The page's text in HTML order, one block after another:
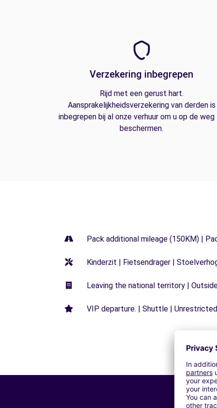
Verzekering inbegrepen
Rijd met een gerust hart.
Aansprakelijkheidsverzekering van derden is
inbegrepen bij al onze verhuur om u op de
beschermen.
Pack additional mileage (150KM) |
Kinderzit | Fietsendrager |
Leaving the national territory |
VIP departure. | Shuttle |